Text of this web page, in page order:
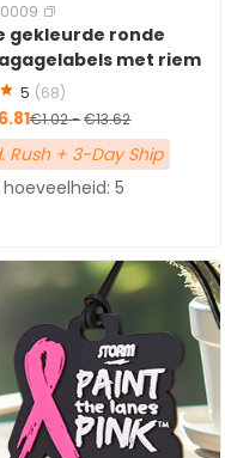
gekleurde ronde
met riem
5 (68)
€1.02-€13.62
Rush + 3-Day Ship
5